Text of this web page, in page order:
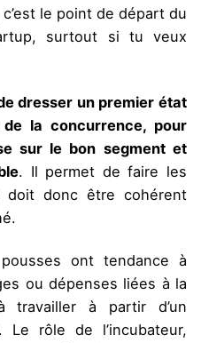
le point de départ du
surtout si tu veux
dresser un premier état
la concurrence, pour
sur le bon segment et
. Il permet de faire les
doit donc être cohérent
ont tendance à
ou dépenses liées à la
travailler à partir d’un
Le rôle de l’incubateur,